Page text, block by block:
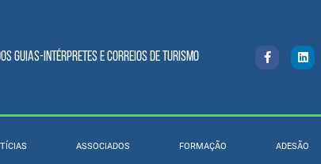
Guias-intérpretes e Correios de turismo
ASSOCIADOS FORMAÇÃO ADESÃO